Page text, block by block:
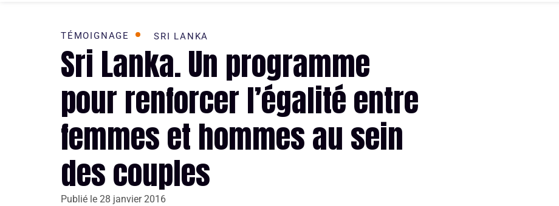
TÉMOIGNAGE SRI LANKA
Sri Lanka. Un programme
pour renforcer l’égalité entre
femmes et hommes au sein
des couples
Publié le 28 janvier 2016